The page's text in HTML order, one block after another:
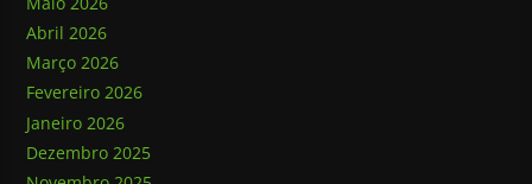
Abril 2026
Março 2026
Fevereiro 2026
Janeiro 2026
Dezembro 2025